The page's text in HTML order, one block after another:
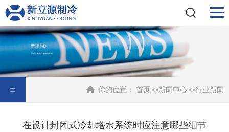
你的位置： 首页>>新闻中心>>行业新闻
在设计封闭式冷却塔水系统时应注意哪些细节